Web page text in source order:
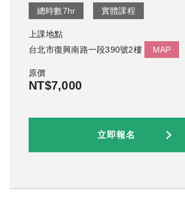
總時數7hr 實體課程
上課地點
台北市復興南路一段390號2樓
MAP
原價
NT$7,000
立即報名